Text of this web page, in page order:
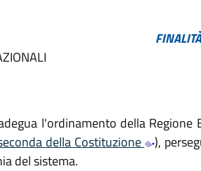
l'ordinamento della Regione
della Costituzione
),
del sistema.